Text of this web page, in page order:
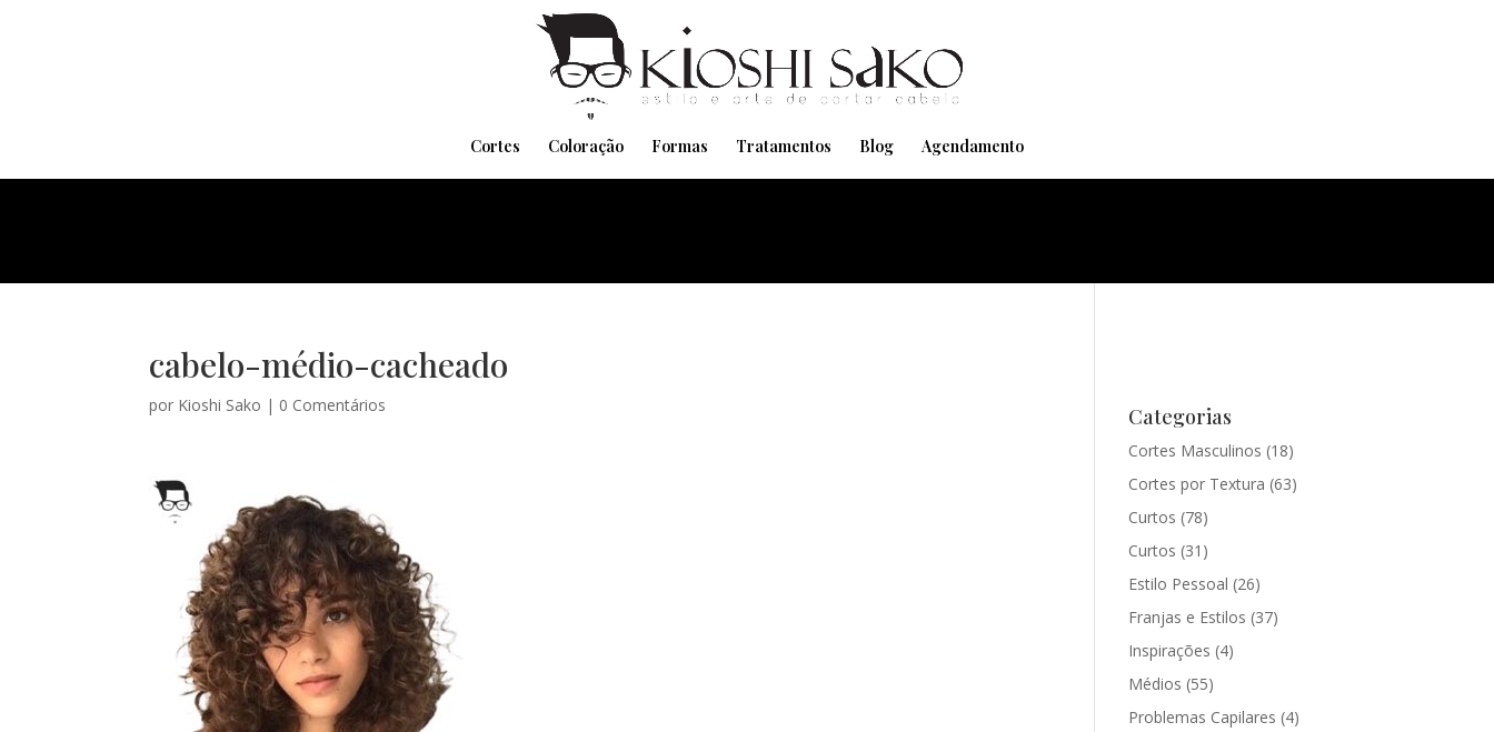
Cortes Coloração Formas Tratamentos Blog Agendamento
cabelo-médio-cacheado
por Kioshi Sako | 0 Comentários Categorias
Cortes Masculinos (18)
Cortes por Textura (63)
Curtos (78)
Curtos (31)
Estilo Pessoal (26)
Franjas e Estilos (37)
Inspirações (4)
Médios (55)
Problemas Capilares (4)
Pensando em transformar seu Visual??
Agende pelo Whatsapp